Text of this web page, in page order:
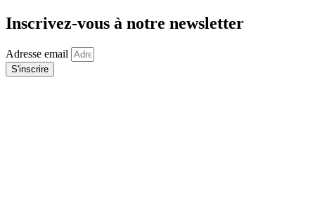
Inscrivez-vous à notre newsletter
Adresse email
S'inscrire